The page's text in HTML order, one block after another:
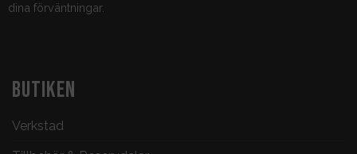
dina förväntningar.
BUTIKEN
Verkstad